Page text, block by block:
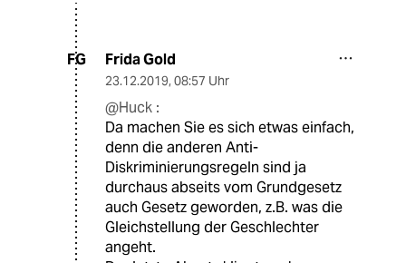
FG Frida Gold
23.12.2019, 08:57 Uhr
@Huck :
Da machen Sie es sich etwas einfach,
denn die anderen Anti-
Diskriminierungsregeln sind ja
durchaus abseits vom Grundgesetz
auch Gesetz geworden, z.B. was die
Gleichstellung der Geschlechter
angeht.